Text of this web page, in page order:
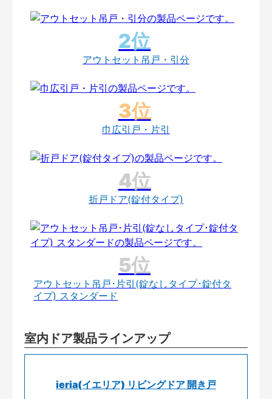
アウトセット吊戸・引分
巾広引戸・片引
折戸ドア(錠付タイプ)
アウトセット吊戸･片引(錠なしタイプ･錠付タ
イプ) スタンダード
室内ドア製品ラインアップ
ieria(イエリア) リビングドア 開き戸